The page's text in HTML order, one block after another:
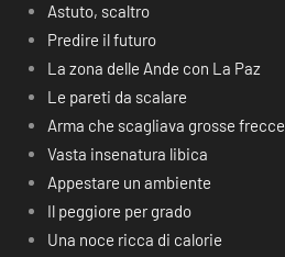
Astuto, scaltro
Predire il futuro
La zona delle Ande con La Paz
Le pareti da scalare
Arma che scagliava grosse frecce
Vasta insenatura libica
Appestare un ambiente
Il peggiore per grado
Una noce ricca di calorie